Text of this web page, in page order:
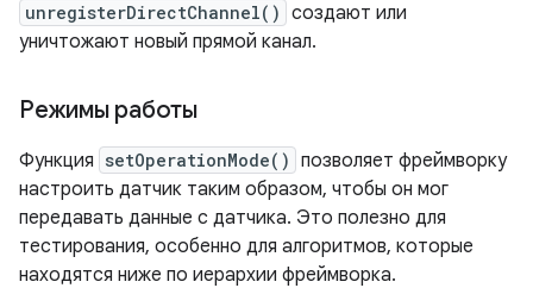
unregisterDirectChannel() создают или
уничтожают новый прямой канал.
Режимы работы
Функция setOperationMode() позволяет фреймворку
настроить датчик таким образом, чтобы он мог
передавать данные с датчика. Это полезно для
тестирования, особенно для алгоритмов, которые
находятся ниже по иерархии фреймворка.